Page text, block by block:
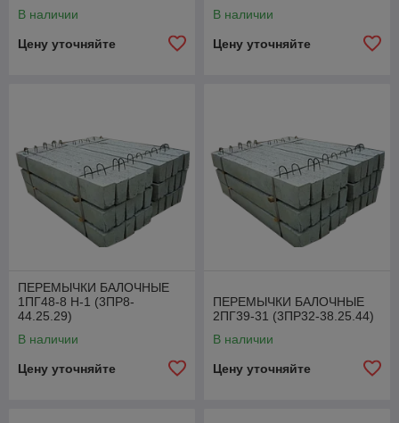
В наличии
Цену уточняйте
В наличии
Цену уточняйте
ПЕРЕМЫЧКИ БАЛОЧНЫЕ
1ПГ48-8 Н-1 (3ПР8-
44.25.29)
В наличии
Цену уточняйте
ПЕРЕМЫЧКИ БАЛОЧНЫЕ
2ПГ39-31 (3ПР32-38.25.44)
В наличии
Цену уточняйте